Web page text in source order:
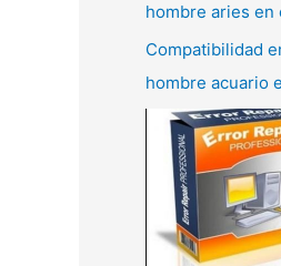
hombre aries en
Compatibilidad
hombre acuario